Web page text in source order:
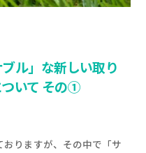
ル」な新しい取り
いて その①
りますが、その中で「サ